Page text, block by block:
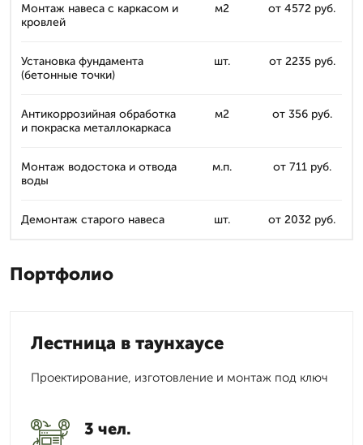
Монтаж навеса с каркасом и
кровлей
м2 от 4572 руб.
Установка фундамента
(бетонные точки)
шт. от 2235 руб.
Антикоррозийная обработка
и покраска металлокаркаса
м2 от 356 руб.
Монтаж водостока и отвода
воды
м.п. от 711 руб.
Демонтаж старого навеса шт. от 2032 руб.
Портфолио
Лестница в таунхаусе
Проектирование, изготовление и монтаж под ключ
3 чел.